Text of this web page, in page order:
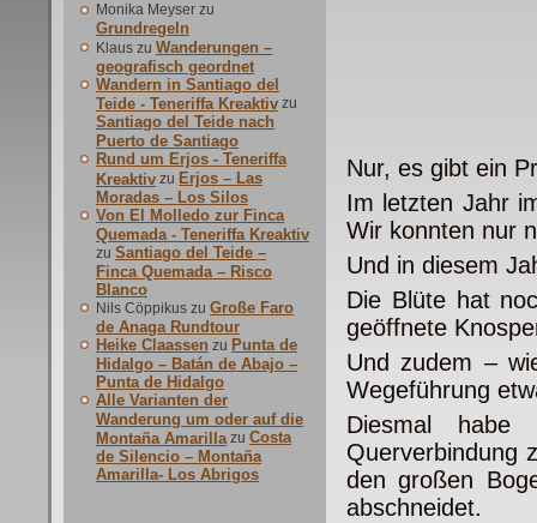
Monika Meyser zu
Grundregeln
Klaus zu Wanderungen –
geografisch geordnet
Wandern in Santiago del
Teide - Teneriffa Kreaktiv zu
Santiago del Teide nach
Puerto de Santiago
Rund um Erjos - Teneriffa
Kreaktiv zu Erjos – Las
Moradas – Los Silos
Von El Molledo zur Finca
Quemada - Teneriffa Kreaktiv
zu Santiago del Teide –
Finca Quemada – Risco
Blanco
Nils Cöppikus zu Große Faro
de Anaga Rundtour
Heike Claassen zu Punta de
Hidalgo – Batán de Abajo –
Punta de Hidalgo
Alle Varianten der
Wanderung um oder auf die
Montaña Amarilla zu Costa
de Silencio – Montaña
Amarilla- Los Abrigos
Nur, es gibt ein
Im letzten Jahr
Wir konnten nur
Und in diesem
Die Blüte hat
geöffnete
Und zudem –
Wegeführung
Diesmal habe
Querverbindung
den großen
abschneidet.